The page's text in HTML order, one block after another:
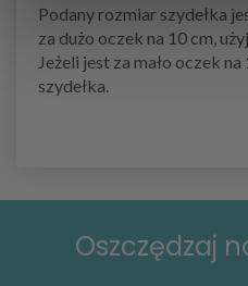
Podany rozmiar szydełka
za dużo oczek na 10 cm,
Jeżeli jest za mało oczek
szydełka.
Oszczędzaj